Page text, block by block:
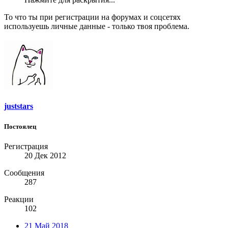
То что ты при регистрации на форумах и соцсетях
используешь личные данные - только твоя проблема.
juststars
Постоялец
Регистрация
20 Дек 2012
Сообщения
287
Реакции
102
21 Май 2018